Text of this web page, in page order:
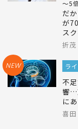
～5
だ
が
ス
折茂
NEW ラ
不
響…
に
喜田